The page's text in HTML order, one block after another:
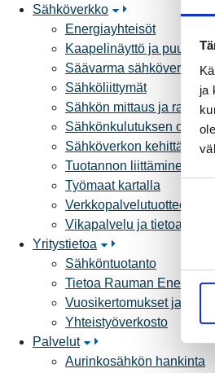
ja
u
o
u
m
k
s
Sähköverkko
Energiayhteisöt
Kaapelinäyttö ja
Säävarma sähköverkko
Sähköliittymät
Sähkön mittaus ja
Sähkönkulutuksen
Sähköverkon
Tuotannon liittäminen
Työmaat kartalla
Verkkopalvelutuotteet ja
Vikapalvelu ja tietoa
Yritystietoa
Sähköntuotanto
Tietoa Rauman
Vuosikertomukset ja
Yhteistyöverkosto
Palvelut
Aurinkosähkön hankinta